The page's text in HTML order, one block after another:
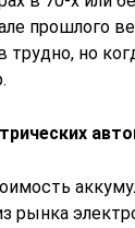
прошлого
трудно, но
рынка